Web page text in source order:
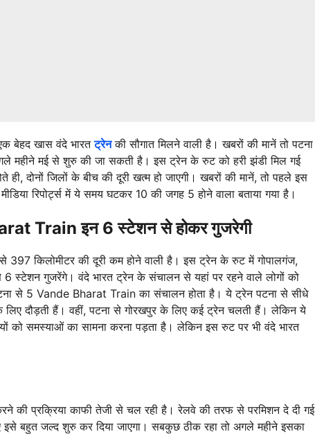
एक बेहद खास वंदे भारतट्रेनकी सौगात मिलने वाली है। खबरों की मानें तो पटना
महीने मई से शुरु की जा सकती है। इस ट्रेन के रुट को हरी झंडी मिल गई
दोनों जिलों के बीच की दूरी खत्म हो जाएगी। खबरों की मानें, तो पहले इस
रिपोर्ट्स में ये समय घटकर 10 की जगह 5 होने वाला बताया गया है।
Train इन 6 स्टेशन से होकर गुजरेगी
किलोमीटर की दूरी कम होने वाली है। इस ट्रेन के रुट में गोपालगंज,
गुजरेंगे। वंदे भारत ट्रेन के संचालन से यहां पर रहने वाले लोगों को
से 5 Vande Bharat Train का संचालन होता है। ये ट्रेन पटना से सीधे
लिए दौड़ती हैं। वहीं, पटना से गोरखपुर के लिए कई ट्रेन चलती हैं। लेकिन ये
समस्याओं का सामना करना पड़ता है। लेकिन इस रुट पर भी वंदे भारत
की प्रक्रिया काफी तेजी से चल रही है। रेलवे की तरफ से परमिशन दे दी गई
बहुत जल्द शुरु कर दिया जाएगा। सबकुछ ठीक रहा तो अगले महीने इसका